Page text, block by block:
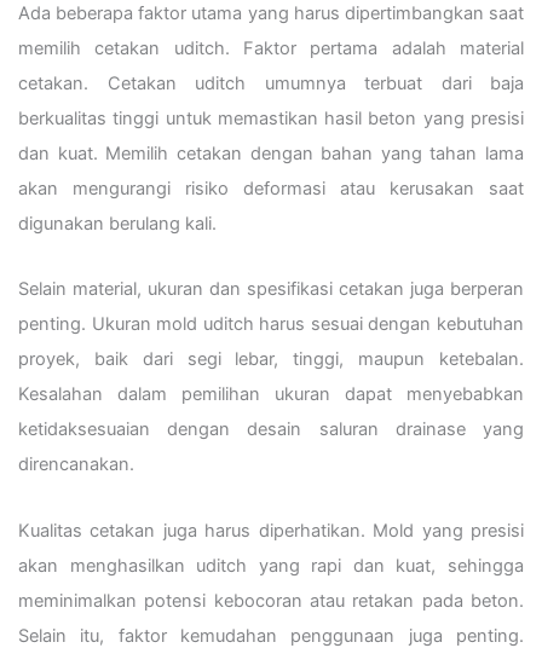
Ada beberapa faktor utama yang harus dipertimbangkan saat
memilih cetakan uditch. Faktor pertama adalah material
cetakan. Cetakan uditch umumnya terbuat dari baja
berkualitas tinggi untuk memastikan hasil beton yang presisi
dan kuat. Memilih cetakan dengan bahan yang tahan lama
akan mengurangi risiko deformasi atau kerusakan saat
digunakan berulang kali.
Selain material, ukuran dan spesifikasi cetakan juga berperan
penting. Ukuran mold uditch harus sesuai dengan kebutuhan
proyek, baik dari segi lebar, tinggi, maupun ketebalan.
Kesalahan dalam pemilihan ukuran dapat menyebabkan
ketidaksesuaian dengan desain saluran drainase yang
direncanakan.
Kualitas cetakan juga harus diperhatikan. Mold yang presisi
akan menghasilkan uditch yang rapi dan kuat, sehingga
meminimalkan potensi kebocoran atau retakan pada beton.
Selain itu, faktor kemudahan penggunaan juga penting.